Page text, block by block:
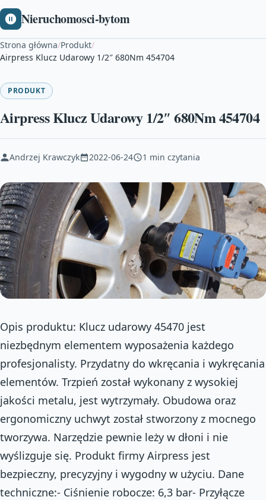
Nieruchomosci-bytom
Strona główna/Produkt/
Airpress Klucz Udarowy 1/2″ 680Nm 454704
PRODUKT
Airpress Klucz Udarowy 1/2″ 680Nm 454704
Andrzej Krawczyk 2022-06-24 1 min czytania
Opis produktu: Klucz udarowy 45470 jest
niezbędnym elementem wyposażenia każdego
profesjonalisty. Przydatny do wkręcania i wykręcania
elementów. Trzpień został wykonany z wysokiej
jakości metalu, jest wytrzymały. Obudowa oraz
ergonomiczny uchwyt został stworzony z mocnego
tworzywa. Narzędzie pewnie leży w dłoni i nie
wyślizguje się. Produkt firmy Airpress jest
bezpieczny, precyzyjny i wygodny w użyciu. Dane
techniczne:- Ciśnienie robocze: 6,3 bar- Przyłącze